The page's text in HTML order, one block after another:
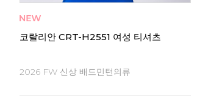
코랄리안 CRT-H2551 여성 티셔츠
2026 FW 신상 배드민턴의류